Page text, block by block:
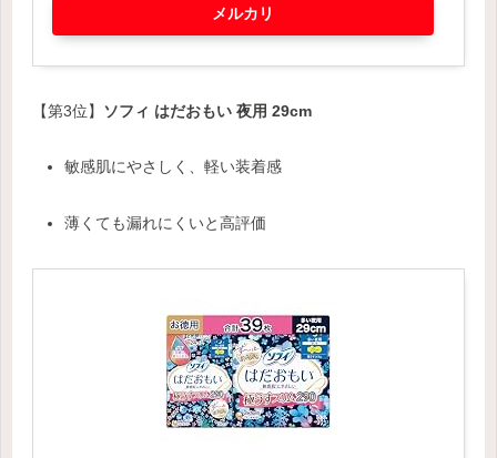
メルカリ
【第3位】 ソフィ はだおもい 夜用 29cm
敏感肌にやさしく、軽い装着感
薄くても漏れにくいと高評価